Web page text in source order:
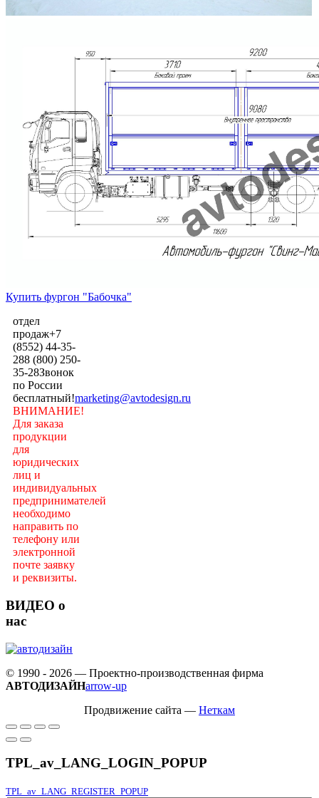
Купить фургон "Бабочка"
отдел
продаж+7
(8552) 44-35-
288 (800) 250-
35-28Звонок
по России
бесплатный!marketing@avtodesign.ru
ВНИМАНИЕ!
Для заказа
продукции
для
юридических
лиц и
индивидуальных
предпринимателей
необходимо
направить по
телефону или
электронной
почте заявку
и реквизиты.
ВИДЕО о
нас
© 1990 - 2026 — Проектно-производственная фирма
АВТОДИЗАЙНarrow-up
Продвижение сайта — Неткам
TPL_av_LANG_LOGIN_POPUP
TPL_av_LANG_REGISTER_POPUP